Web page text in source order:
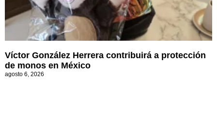
Víctor González Herrera contribuirá a protección
de monos en México
agosto 6, 2026